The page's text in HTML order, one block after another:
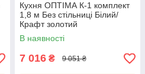
Кухня ОПТІМА К-1 комплект
1,8 м Без стільниці Білий/
Крафт золотий
В наявності
7 016 ₴ 9 051 ₴